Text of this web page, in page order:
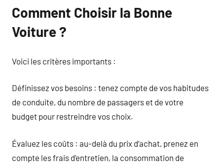
Comment Choisir la Bonne
Voiture ?
Voici les critères importants :
Définissez vos besoins : tenez compte de vos habitudes
de conduite, du nombre de passagers et de votre
budget pour restreindre vos choix.
Évaluez les coûts : au-delà du prix d’achat, prenez en
compte les frais d’entretien, la consommation de